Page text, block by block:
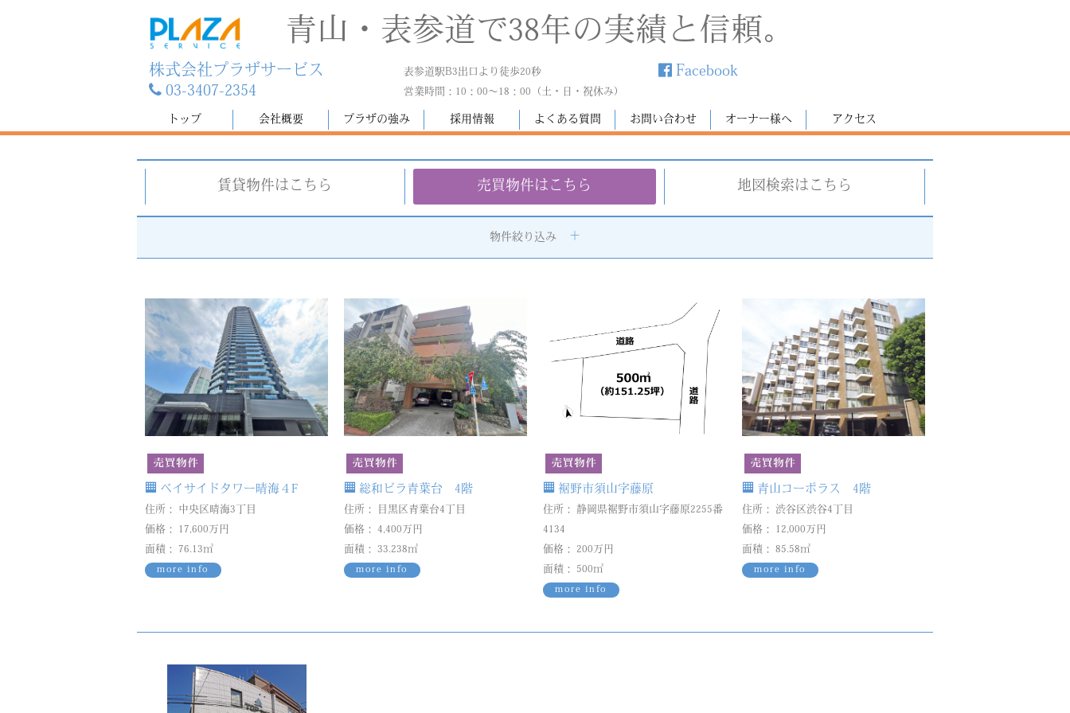
青山・表参道で38年の実績と信頼。
株式会社プラザサービス
03-3407-2354
表参道駅B3出口より徒歩20秒
営業時間：10：00～18：00（土・日・祝休み）
Facebook
トップ 会社概要 プラザの強み 採用情報 よくある質問 お問い合わせ オーナー様へ アクセス
賃貸物件はこちら 売買物件はこちら 地図検索はこちら
物件絞り込み
ベイサイドタワー晴海４F
住所： 中央区晴海3丁目
価格： 17,600万円
面積： 76.13㎡
more info
総和ビラ青葉台 4階
住所： 目黒区青葉台4丁目
価格： 4,400万円
面積： 33.238㎡
more info
裾野市須山字藤原
住所： 静岡県裾野市須山字藤原2255番
4134
価格： 200万円
面積： 500㎡
more info
青山コーポラス 4階
住所： 渋谷区渋谷4丁目
価格： 12,000万円
面積： 85.58㎡
more info